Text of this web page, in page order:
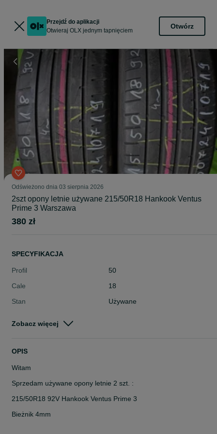
Przejdź do aplikacji
Otwieraj OLX jednym tapnięciem
Otwórz
Odświeżono dnia 03 sierpnia 2026
2szt opony letnie używane 215/50R18 Hankook Ventus
Prime 3 Warszawa
380 zł
SPECYFIKACJA
Profil
50
Cale
18
Stan
Używane
Szerokość
Zobacz więcej
OPIS
Witam
Sprzedam używane opony letnie 2 szt. :
215/50R18 92V Hankook Ventus Prime 3
Bieżnik 4mm